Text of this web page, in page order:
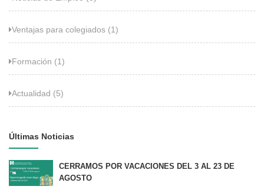
Ventajas para colegiados (1)
Formación (1)
Actualidad (5)
Últimas Noticias
CERRAMOS POR VACACIONES DEL 3 AL 23 DE
AGOSTO